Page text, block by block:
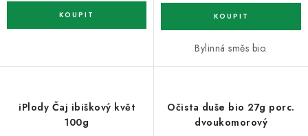
Bylinná směs bio.
iPlody Čaj ibiškový květ
100g
Očista duše bio 27g porc.
dvoukomorový